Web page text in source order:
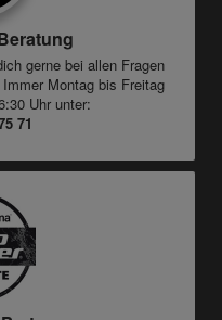
gerne bei allen Fragen
Montag bis Freitag
Uhr unter:
71